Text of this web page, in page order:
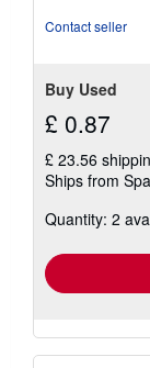
Contact seller
Buy Used
£ 0.87
£ 23.56
Ships from
Quantity: 2